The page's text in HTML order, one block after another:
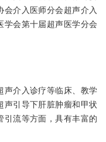
介入医师分会超声介入
学会第十届超声医学分会
声介入诊疗等临床、教学
声引导下肝脏肿瘤和甲状
引流等方面，具有丰富的